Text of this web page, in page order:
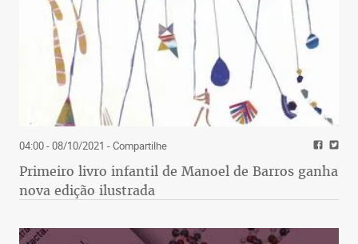
Identidade de torturador de Dilma Rousseff ainda
é desconhecida
Não se sabe ainda quem torturou a ex-militante
Dilma e a levou a vivenciar cenas de verdadeiro
terror nos porões da ditadura